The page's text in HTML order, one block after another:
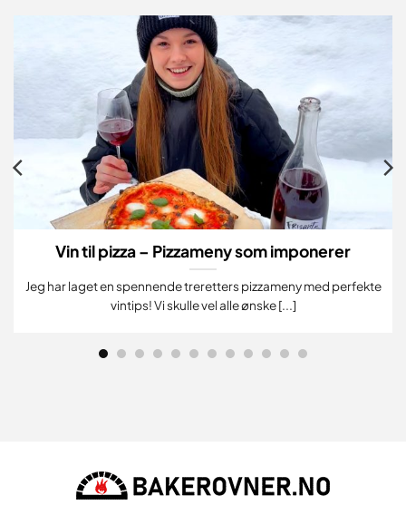
Vin til pizza – Pizzameny som imponerer
Jeg har laget en spennende treretters pizzameny med perfekte
vintips! Vi skulle vel alle ønske [...]